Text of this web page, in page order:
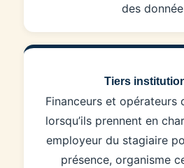
des
Tiers
Financeurs et opérateurs
lorsqu’ils prennent en
employeur du stagiaire
présence, organisme